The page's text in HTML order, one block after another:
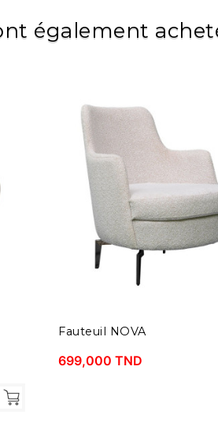
également
Fauteuil NOVA
699,000 TND